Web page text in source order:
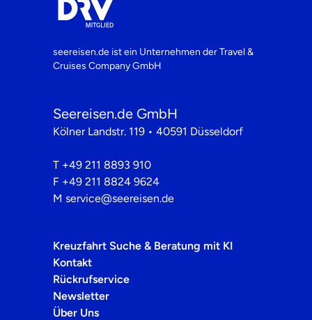
seereisen.de ist ein Unternehmen derTravel &
Cruises Company GmbH
Seereisen.de GmbH
Kölner Landstr. 119 • 40591 Düsseldorf
T +49 211 8893 910
F +49 211 8824 9624
M service@seereisen.de
Kreuzfahrt Suche & Beratung mit KI
Kontakt
Rückrufservice
Newsletter
Über Uns